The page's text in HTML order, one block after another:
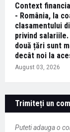
Context
- România, la
clasamentului
privind
două țări sunt
decât noi la
August 03, 2026
Trimiteți un
Puteti adauga o